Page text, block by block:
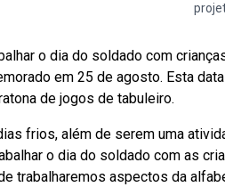
o dia do soldado com
em 25 de agosto. Esta
de jogos de tabuleiro.
frios, além de serem uma
o dia do soldado com as
trabalharemos aspectos da